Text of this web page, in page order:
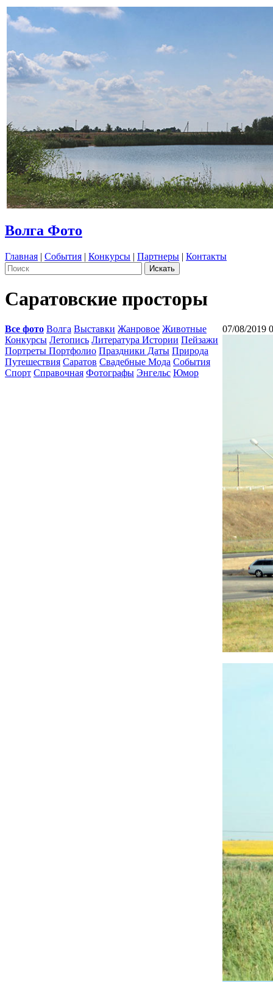
Волга Фото
Главная | События | Конкурсы | Партнеры | Контакты
Саратовские просторы
Все фото Волга Выставки Жанровое Животные
Конкурсы Летопись Литература Истории Пейзажи
Портреты Портфолио Праздники Даты Природа
Путешествия Саратов Свадебные Мода События
Спорт Справочная Фотографы Энгельс Юмор
07/08/2019